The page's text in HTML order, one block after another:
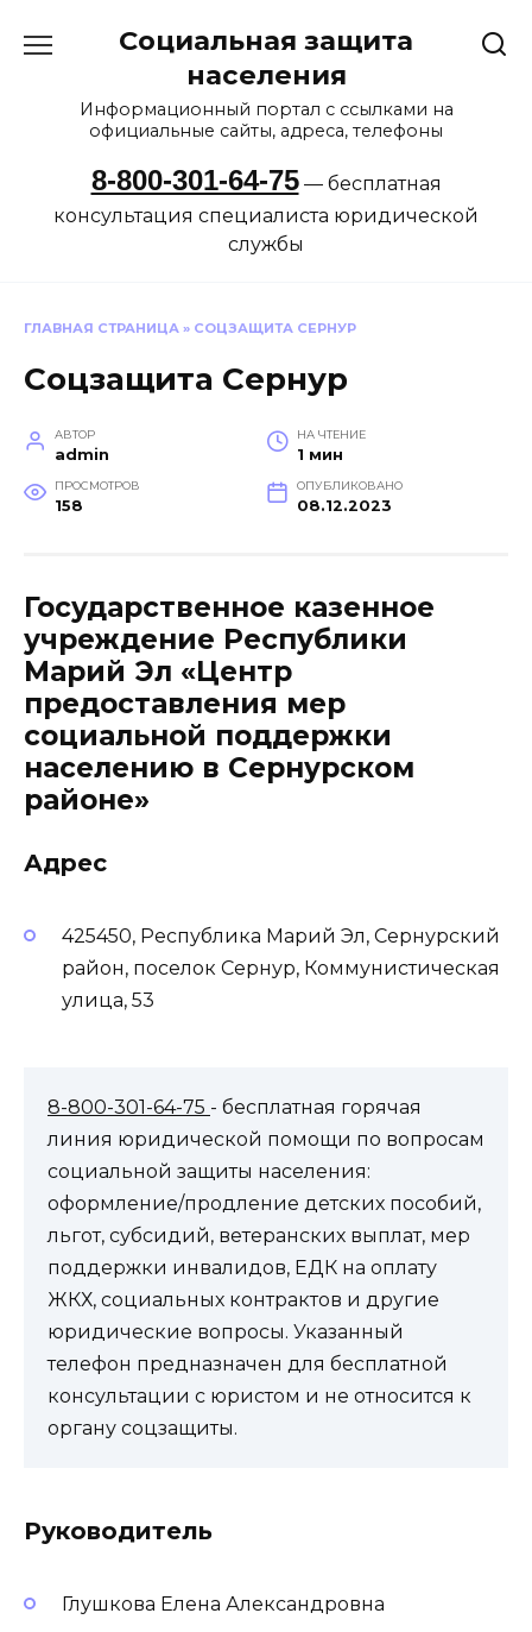
Социальная защита
населения
Информационный портал с ссылками на
официальные сайты, адреса, телефоны
8-800-301-64-75— бесплатная
консультация специалиста юридической
службы
ГЛАВНАЯ СТРАНИЦА » СОЦЗАЩИТА СЕРНУР
Соцзащита Сернур
АВТОР
admin
НА ЧТЕНИЕ
1 мин
ПРОСМОТРОВ
158
ОПУБЛИКОВАНО
08.12.2023
Государственное казенное
учреждение Республики
Марий Эл «Центр
предоставления мер
социальной поддержки
населению в Сернурском
районе»
Адрес
425450, Республика Марий Эл, Сернурский
район, поселок Сернур, Коммунистическая
улица, 53
8-800-301-64-75 - бесплатная горячая
линия юридической помощи по вопросам
социальной защиты населения:
оформление/продление детских пособий,
льгот, субсидий, ветеранских выплат, мер
поддержки инвалидов, ЕДК на оплату
ЖКХ, социальных контрактов и другие
юридические вопросы. Указанный
телефон предназначен для бесплатной
консультации с юристом и не относится к
органу соцзащиты.
Руководитель
Глушкова Елена Александровна